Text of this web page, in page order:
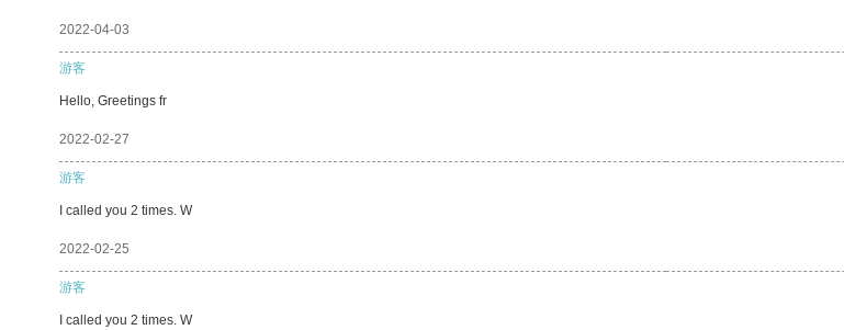
2022-04-03
游客
Hello, Greetings fr
2022-02-27
游客
I called you 2 times. W
2022-02-25
游客
I called you 2 times. W